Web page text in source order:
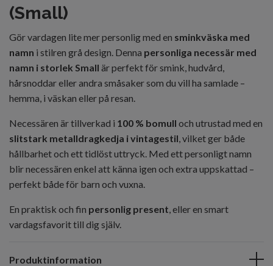
(Small)
Gör vardagen lite mer personlig med en sminkväska med
namn i stilren grå design. Denna personliga necessär med
namn i storlek Small är perfekt för smink, hudvård,
hårsnoddar eller andra småsaker som du vill ha samlade –
hemma, i väskan eller på resan.
Necessären är tillverkad i 100 % bomull och utrustad med en
slitstark metalldragkedja i vintagestil , vilket ger både
hållbarhet och ett tidlöst uttryck. Med ett personligt namn
blir necessären enkel att känna igen och extra uppskattad –
perfekt både för barn och vuxna.
En praktisk och fin personlig present , eller en smart
vardagsfavorit till dig själv.
Produktinformation